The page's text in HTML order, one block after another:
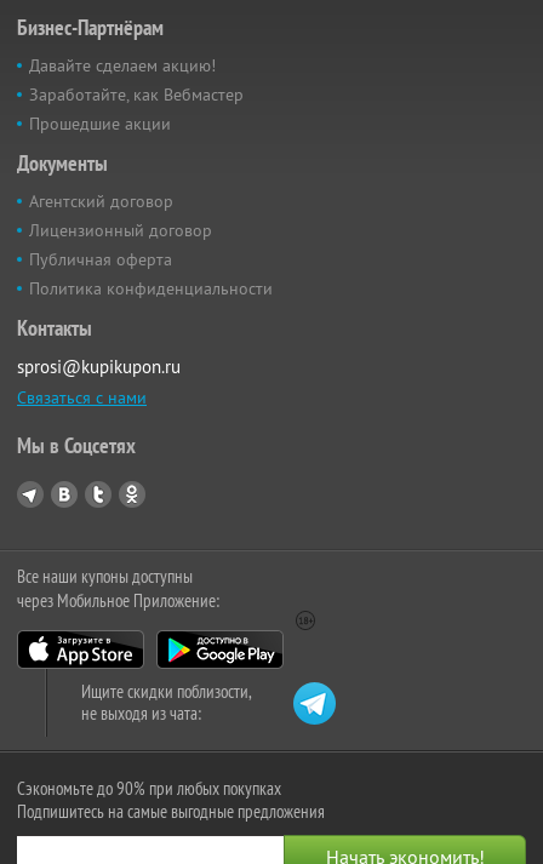
Бизнес-Партнёрам
Давайте сделаем акцию!
Заработайте, как Вебмастер
Прошедшие акции
Документы
Агентский договор
Лицензионный договор
Публичная оферта
Политика конфиденциальности
Контакты
sprosi@kupikupon.ru
Связаться с нами
Мы в Соцсетях
Все наши купоны доступны
через Мобильное Приложение:
Ищите скидки поблизости,
не выходя из чата:
Сэкономьте до 90% при любых покупках
Подпишитесь на самые выгодные предложения